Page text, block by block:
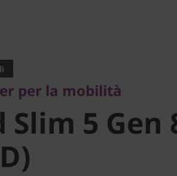
5 Gen
per la mobilità
Slim 5 Gen